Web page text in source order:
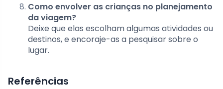
Como envolver as crianças no planejamento
da viagem?
Deixe que elas escolham algumas atividades ou
destinos, e encoraje-as a pesquisar sobre o
lugar.
Referências